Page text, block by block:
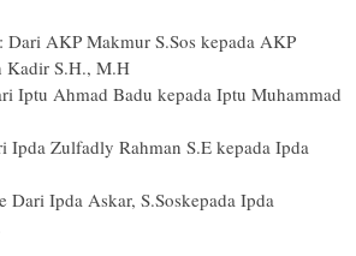
Dari AKP Makmur S.Sos kepada AKP
Kadir S.H., M.H
Iptu Ahmad Badu kepada Iptu Muhammad
Ipda Zulfadly Rahman S.E kepada Ipda
Dari Ipda Askar, S.Soskepada Ipda